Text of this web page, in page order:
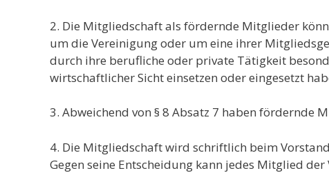
2. Die Mitgliedschaft als fördernde Mitglieder
um die Vereinigung oder um eine ihrer
durch ihre berufliche oder private Tätigkeit
wirtschaftlicher Sicht einsetzen oder eingesetzt
3. Abweichend von § 8 Absatz 7 haben fördernde
4. Die Mitgliedschaft wird schriftlich beim
Gegen seine Entscheidung kann jedes Mitglied